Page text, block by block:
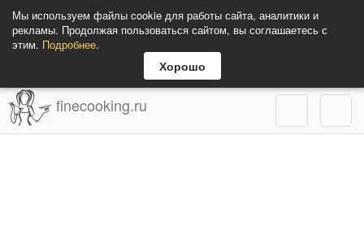
Мы используем файлы cookie для работы сайта, аналитики и
рекламы. Продолжая пользоваться сайтом, вы соглашаетесь с
этим. Подробнее.
Хорошо
finecooking.ru